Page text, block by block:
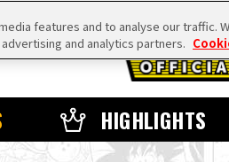
HIGHLIGHTS
features and to analyse our traffic.
and analytics partners.